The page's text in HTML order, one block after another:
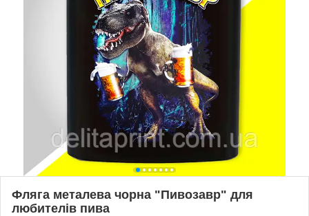
Фляга металева чорна "Пивозавр" для
любителів пива